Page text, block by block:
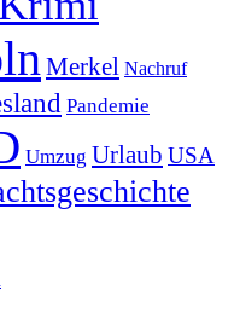
Merkel Nachruf
Pandemie
Umzug Urlaub USA